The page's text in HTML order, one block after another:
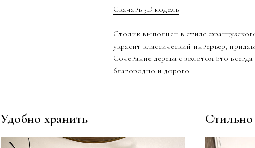
Скачать 3D модель
Столик выполнен в стиле
украсит классический интерьер,
Сочетание дерева с золотом это
благородно и дорого.
Удобно хранить